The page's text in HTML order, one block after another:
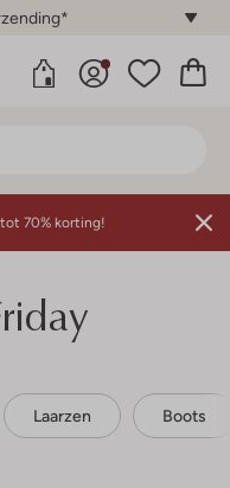
70% korting!
Laarzen Boots